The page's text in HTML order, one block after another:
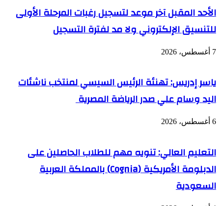
الأحد المقبل آخر موعد لتسجيل رغبات المرحلة الأولى
للتنسيق الإلكتروني ولا مد لفترة التسجيل
7 أغسطس، 2026
ياسر إدريس: تهنئة الرئيس السيسي لمنتخب ناشئات
اليد وسام علي صدر الرياضة المصرية
6 أغسطس، 2026
التعليم العالي: تنويه مهم للطلاب الحاصلين على
الدبلومة الأمريكية (Cognia) بالمملكة العربية
السعودية